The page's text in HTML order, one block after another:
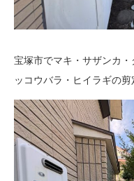
宝塚市でマキ・サザンカ
ッコウバラ・ヒイラギの